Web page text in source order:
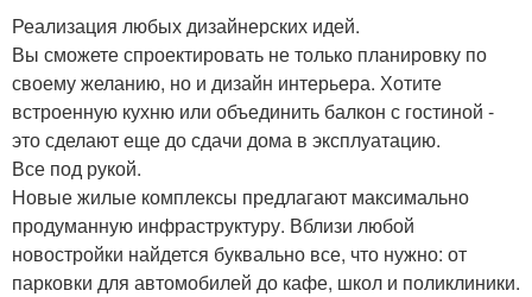
Реализация любых дизайнерских идей.
Вы сможете спроектировать не только планировку по
своему желанию, но и дизайн интерьера. Хотите
встроенную кухню или объединить балкон с гостиной -
это сделают еще до сдачи дома в эксплуатацию.
Все под рукой.
Новые жилые комплексы предлагают максимально
продуманную инфраструктуру. Вблизи любой
новостройки найдется буквально все, что нужно: от
парковки для автомобилей до кафе, школ и поликлиники.